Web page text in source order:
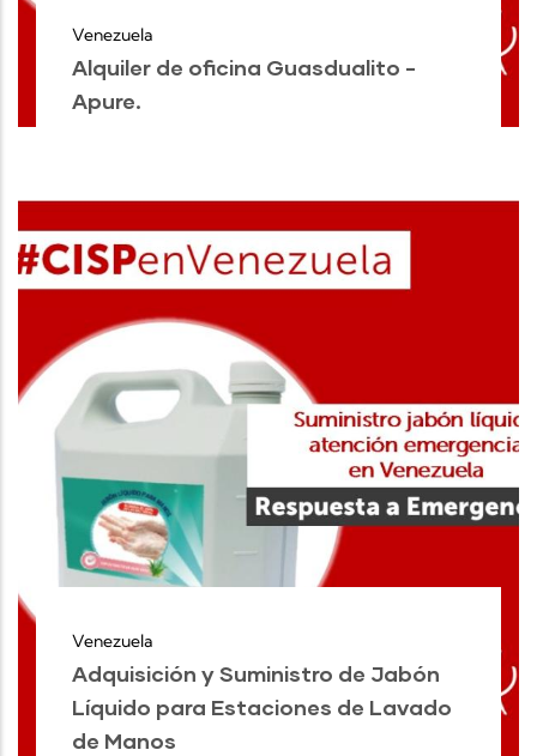
Venezuela
Alquiler de oficina Guasdualito -
Apure.
Venezuela
Adquisición y Suministro de Jabón
Líquido para Estaciones de Lavado
de Manos